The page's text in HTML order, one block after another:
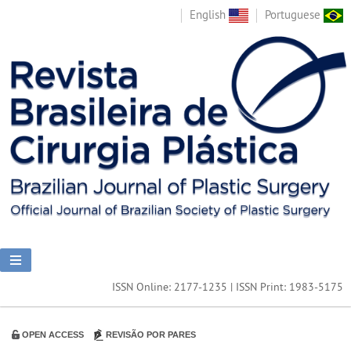
English Portuguese
ISSN Online: 2177-1235 | ISSN Print: 1983-5175
OPEN ACCESS REVISÃO POR PARES